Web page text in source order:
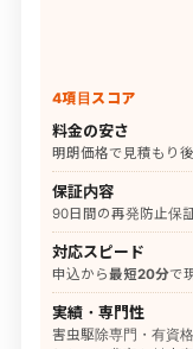
4項目スコア
料金の安さ
明朗価格で見積もり
保証内容
90日間の再発防止保
対応スピード
申込から最短20分で
実績・専門性
害虫駆除専門・有資